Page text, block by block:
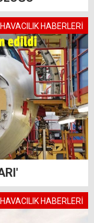
HAVACILIK HABERLERİ
HAVACILIK HABERLERİ